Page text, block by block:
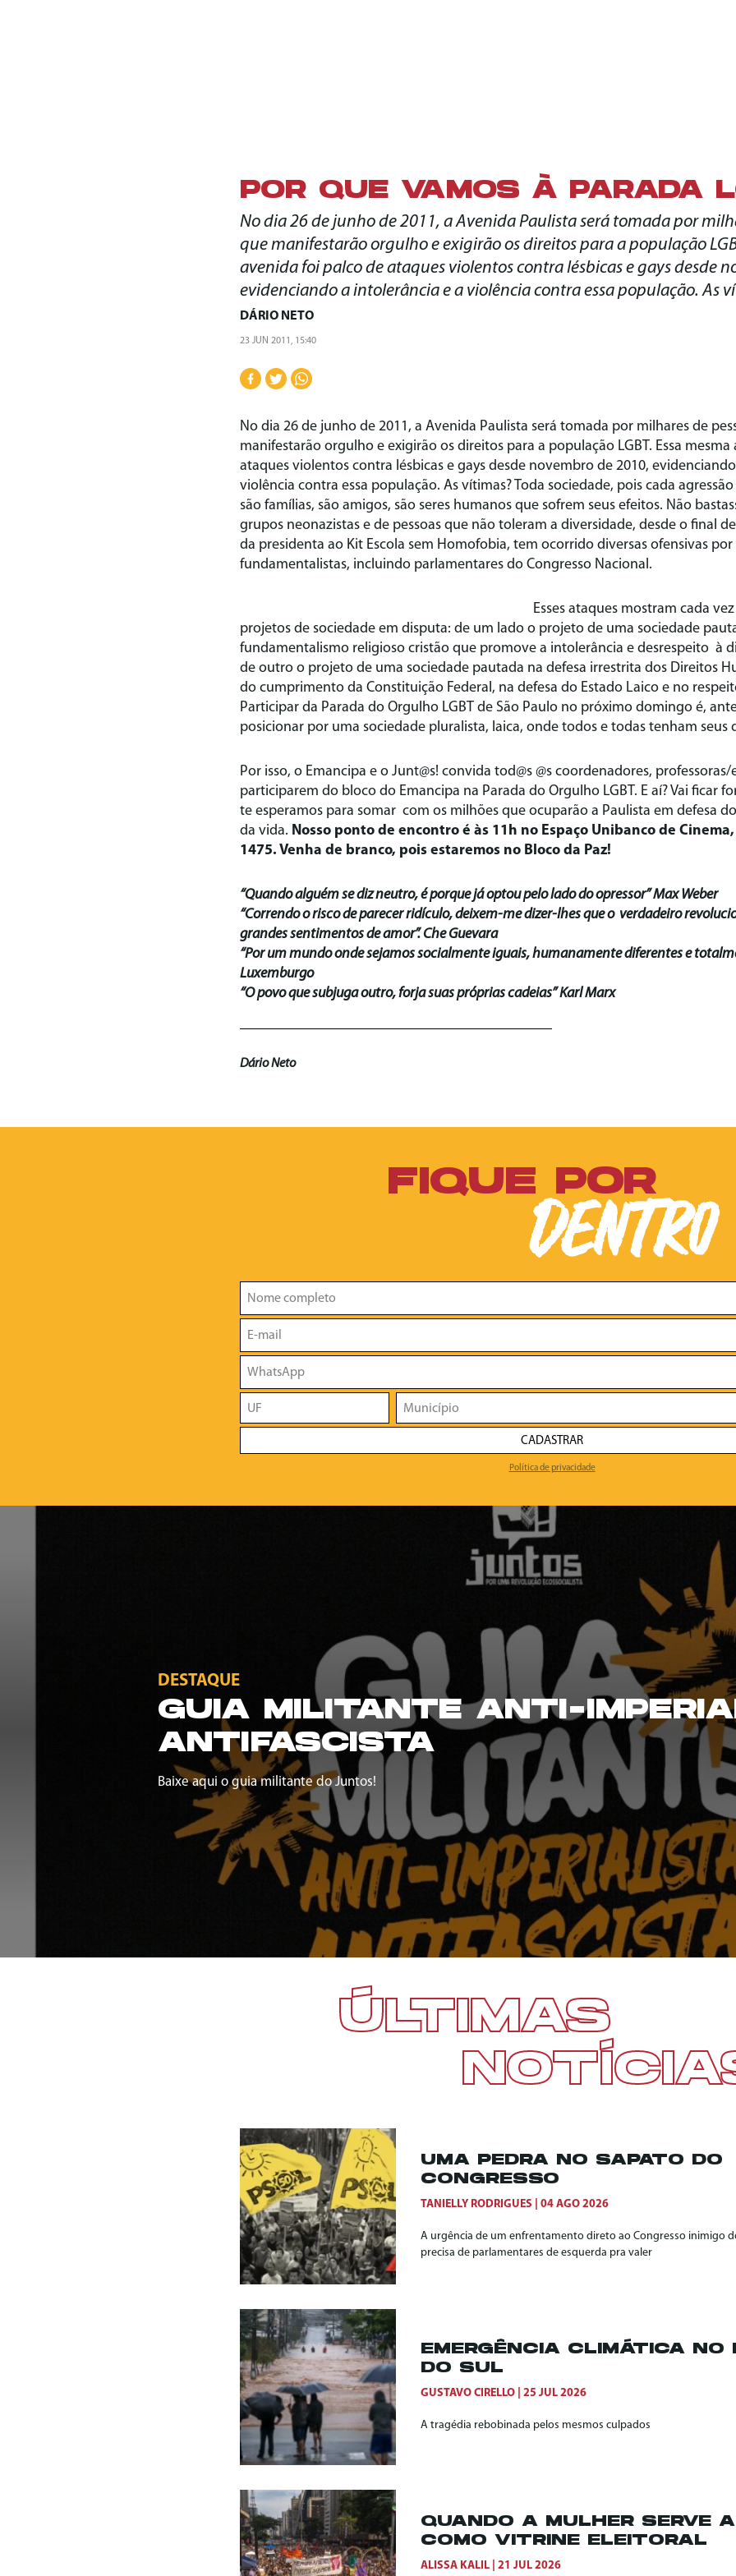
POR QUE VAMOS À PARADA
No dia 26 de junho de 2011, a Avenida Paulista será tomada por
que manifestarão orgulho e exigirão os direitos para a população
avenida foi palco de ataques violentos contra lésbicas e gays desde
evidenciando a intolerância e a violência contra essa população. As
DÁRIO NETO
23 JUN 2011, 15:40
No dia 26 de junho de 2011, a Avenida Paulista será tomada por milhares de
manifestarão orgulho e exigirão os direitos para a população LGBT. Essa
ataques violentos contra lésbicas e gays desde novembro de 2010,
violência contra essa população. As vítimas? Toda sociedade, pois cada
são famílias, são amigos, são seres humanos que sofrem seus efeitos. Não
grupos neonazistas e de pessoas que não toleram a diversidade, desde o final
da presidenta ao Kit Escola sem Homofobia, tem ocorrido diversas ofensivas por
fundamentalistas, incluindo parlamentares do Congresso Nacional.
Esses ataques mostram cada
projetos de sociedade em disputa: de um lado o projeto de uma sociedade
fundamentalismo religioso cristão que promove a intolerância e desrespeito à
de outro o projeto de uma sociedade pautada na defesa irrestrita dos Direitos
do cumprimento da Constituição Federal, na defesa do Estado Laico e no
Participar da Parada do Orgulho LGBT de São Paulo no próximo domingo é,
posicionar por uma sociedade pluralista, laica, onde todos e todas tenham seus
Por isso, o Emancipa e o Junt@s! convida tod@s @s coordenadores,
participarem do bloco do Emancipa na Parada do Orgulho LGBT. E aí? Vai ficar
te esperamos para somar com os milhões que ocuparão a Paulista em defesa
da vida. Nosso ponto de encontro é às 11h no Espaço Unibanco de
1475. Venha de branco, pois estaremos no Bloco da Paz!
“Quando alguém se diz neutro, é porque já optou pelo lado do opressor” Max Weber
“Correndo o risco de parecer ridículo, deixem-me dizer-lhes que o verdadeiro
grandes sentimentos de amor”. Che Guevara
“Por um mundo onde sejamos socialmente iguais, humanamente diferentes e
Luxemburgo
“O povo que subjuga outro, forja suas próprias cadeias” Karl Marx
Dário Neto
FIQUE POR
DENTRO
CADASTRAR
Política de privacidade
DESTAQUE
GUIA MILITANTE ANTI-
ANTIFASCISTA
Baixe aqui o guia militante do Juntos!
ÚLTIMAS
UMA PEDRA NO SAPATO DO
CONGRESSO
TANIELLY RODRIGUES 04 AGO 2026
A urgência de um enfrentamento direto ao Congresso inimigo
precisa de parlamentares de esquerda pra valer
EMERGÊNCIA CLIMÁTICA NO
DO SUL
GUSTAVO CIRELLO 25 JUL 2026
A tragédia rebobinada pelos mesmos culpados
QUANDO A MULHER SERVE
COMO VITRINE ELEITORAL
ALISSA KALIL 21 JUL 2026